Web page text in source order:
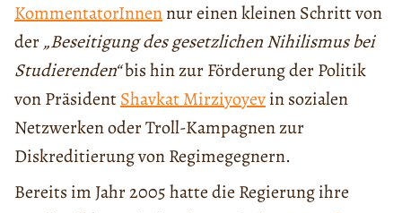
KommentatorInnennur einen kleinen Schritt von
der„Beseitigung des gesetzlichen Nihilismus bei
Studierenden“bis hin zur Förderung der Politik
von PräsidentShavkat Mirziyoyevin sozialen
Netzwerken oder Troll-Kampagnen zur
Diskreditierung von Regimegegnern.
Bereits im Jahr 2005 hatte die Regierung ihre